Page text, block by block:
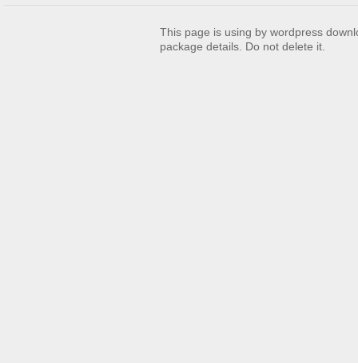
This page is using by wordpress
package details. Do not delete it.